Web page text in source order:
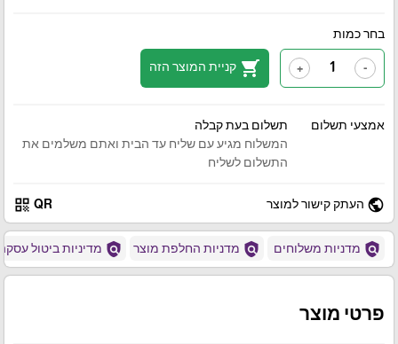
בחר כמות
-
+
shopping_cart קניית המוצר הזה
אמצעי תשלום
תשלום בעת קבלה
המשלוח מגיע עם שליח עד הבית ואתם משלמים את
התשלום לשליח
public העתק קישור למוצר QR
qr_code
policy מדניות משלוחים policy מדניות החלפת מוצר policy מדיניות ביטול
פרטי מוצר